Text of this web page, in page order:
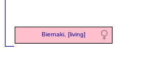
Biernaki, [living]